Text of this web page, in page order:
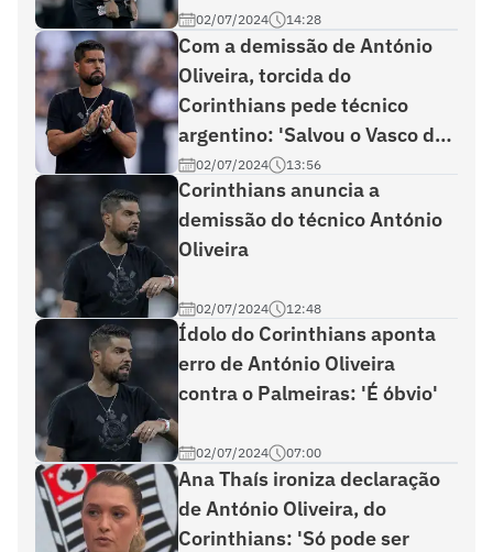
02/07/2024 14:28
Com a demissão de António
Oliveira, torcida do
Corinthians pede técnico
argentino: 'Salvou o Vasco do
rebaixamento'
02/07/2024 13:56
Corinthians anuncia a
demissão do técnico António
Oliveira
02/07/2024 12:48
Ídolo do Corinthians aponta
erro de António Oliveira
contra o Palmeiras: 'É óbvio'
02/07/2024 07:00
Ana Thaís ironiza declaração
de António Oliveira, do
Corinthians: 'Só pode ser